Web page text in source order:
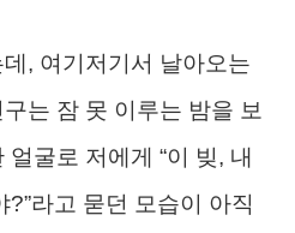
, 여기저기서 날아오는
는 잠 못 이루는 밤을 보
굴로 저에게 “이 빚, 내
라고 묻던 모습이 아직